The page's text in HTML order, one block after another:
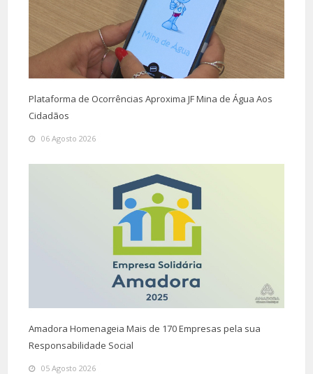
Plataforma de Ocorrências Aproxima JF Mina de Água Aos
Cidadãos
06 Agosto 2026
Amadora Homenageia Mais de 170 Empresas pela sua
Responsabilidade Social
05 Agosto 2026